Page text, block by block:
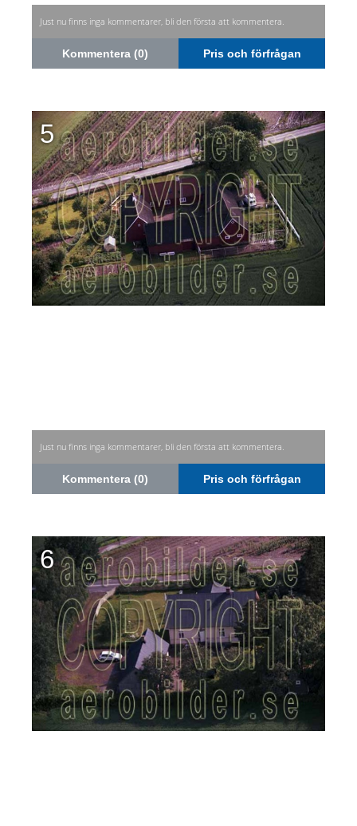
Just nu finns inga kommentarer, bli den första att kommentera.
Kommentera (0) Pris och förfrågan
5
Just nu finns inga kommentarer, bli den första att kommentera.
Kommentera (0) Pris och förfrågan
6